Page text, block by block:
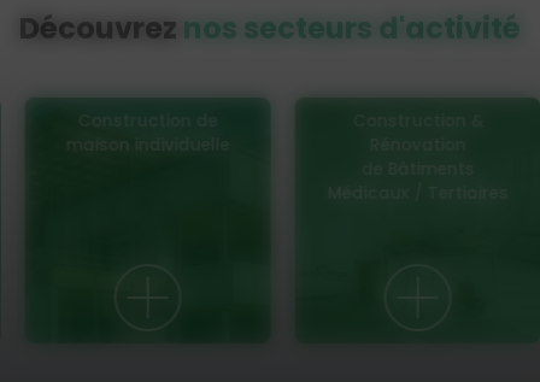
Découvrez nos secteurs d'activité